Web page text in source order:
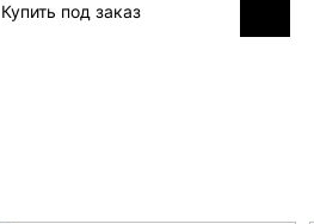
Купить под заказ